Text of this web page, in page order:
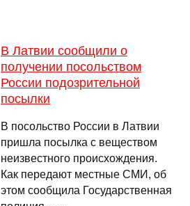
В Латвии сообщили о
получении посольством
России подозрительной
посылки
В посольство России в Латвии
пришла посылка с веществом
неизвестного происхождения.
Как передают местные СМИ, об
этом сообщила Государственная